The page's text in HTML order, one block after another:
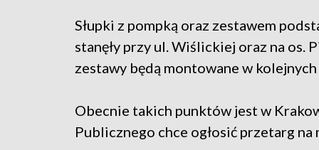
Słupki z pompką oraz zestawem
stanęły przy ul. Wiślickiej oraz na os.
zestawy będą montowane w
Obecnie takich punktów jest w
Publicznego chce ogłosić przetarg